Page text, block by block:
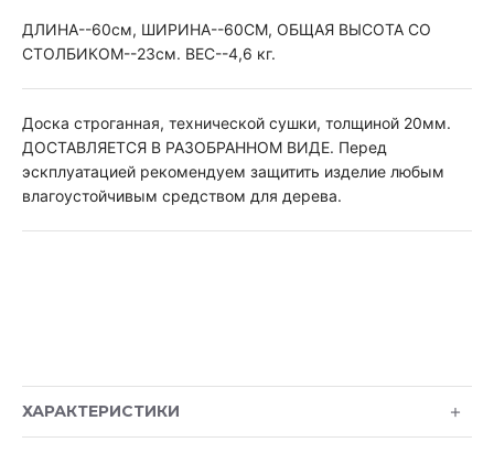
ДЛИНА--60см, ШИРИНА--60СМ, ОБЩАЯ ВЫСОТА СО
СТОЛБИКОМ--23см. ВЕС--4,6 кг.
Доска строганная, технической сушки, толщиной 20мм.
ДОСТАВЛЯЕТСЯ В РАЗОБРАННОМ ВИДЕ. Перед
эскплуатацией рекомендуем защитить изделие любым
влагоустойчивым средством для дерева.
ХАРАКТЕРИСТИКИ